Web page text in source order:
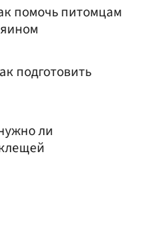
помочь питомцам
подготовить
ли